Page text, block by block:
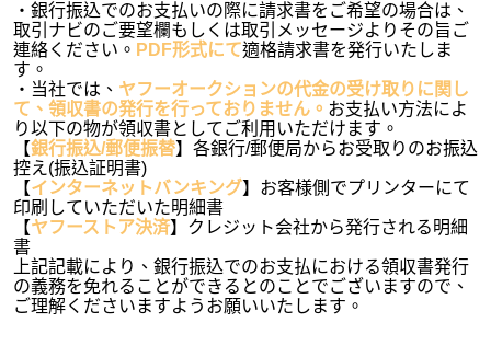
・銀行振込でのお支払いの際に請求書をご希望の場合は、
取引ナビのご要望欄もしくは取引メッセージよりその旨ご
連絡ください。 PDF形式にて適格請求書を発行いたしま
す。
・当社では、 ヤフーオークションの代金の受け取りに関し
て、領収書の発行を行っておりません。 お支払い方法によ
り以下の物が領収書としてご利用いただけます。
【銀行振込/郵便振替】各銀行/郵便局からお受取りのお振込
控え(振込証明書)
【インターネットバンキング】お客様側でプリンターにて
印刷していただいた明細書
【ヤフーストア決済】クレジット会社から発行される明細
書
上記記載により、銀行振込でのお支払における領収書発行
の義務を免れることができるとのことでございますので、
ご理解くださいますようお願いいたします。